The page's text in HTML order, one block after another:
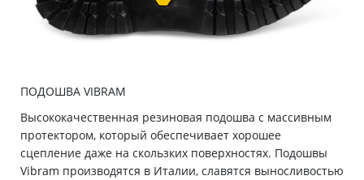
ПОДОШВА VIBRAM
Высококачественная резиновая подошва с массивным
протектором, который обеспечивает хорошее
сцепление даже на скользких поверхностях. Подошвы
Vibram производятся в Италии, славятся выносливостью